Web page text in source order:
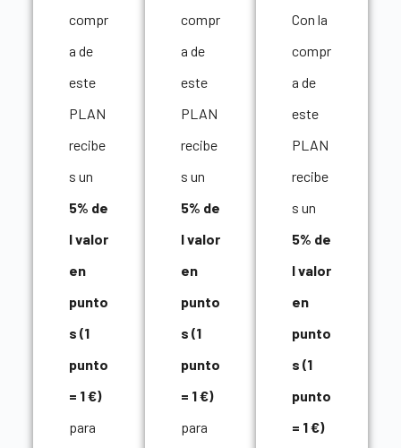
compr
a de
este
PLAN
recibe
s un
5% de
l valor
en
punto
s (1
punto
= 1 €)
para
compr
a de
este
PLAN
recibe
s un
5% de
l valor
en
punto
s (1
punto
= 1 €)
para
Con la
compr
a de
este
PLAN
recibe
s un
5% de
l valor
en
punto
s (1
punto
= 1 €)